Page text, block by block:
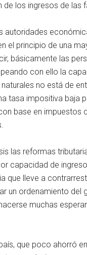
de los ingresos de las
autoridades
el principio de una
básicamente las
con ello la
no está de
tasa impositiva baja
base en
las reformas
capacidad de
que lleve a
un ordenamiento
muchas
que poco ahorró